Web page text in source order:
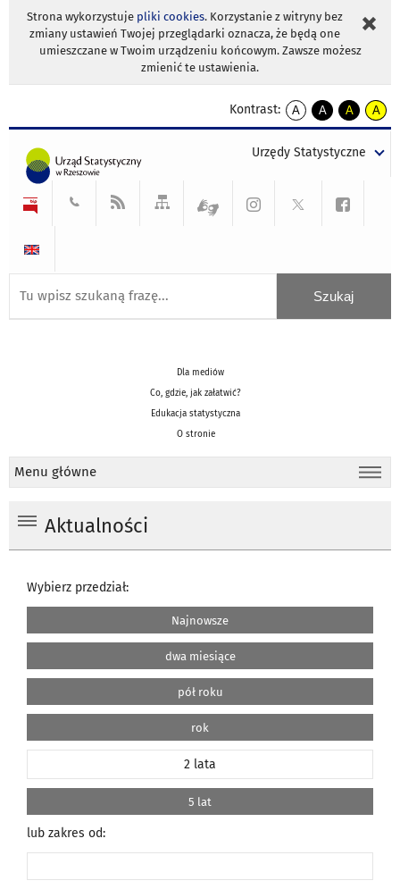
Strona wykorzystuje pliki cookies. Korzystanie z witryny bez
zmiany ustawień Twojej przeglądarki oznacza, że będą one
umieszczane w Twoim urządzeniu końcowym. Zawsze możesz
zmienić te ustawienia.
Kontrast:
A
kontrast
A
kontrast
tekst
czarnym
A
kontrast
tekst
czarnym
A
tekst
żółtym
Urzędy Statystyczne
Dla mediów
Co, gdzie, jak załatwić?
Edukacja statystyczna
O stronie
Menu główne
Aktualności
Wybierz przedział:
Najnowsze
dwa miesiące
pół roku
rok
2 lata
5 lat
lub zakres od: